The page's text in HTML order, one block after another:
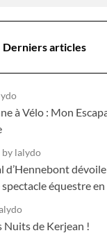
Derniers articles
à Vélo : Mon
by lalydo
dévoile
équestre
Nuits de Kerjean !